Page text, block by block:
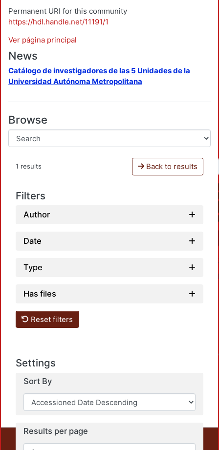
Permanent URI for this community
https://hdl.handle.net/11191/1
Ver página principal
News
Catálogo de investigadores de las 5 Unidades de la
Universidad Autónoma Metropolitana
Browse
1 results Back to results
Filters
Author
Date
Type
Has files
Reset filters
Settings
Sort By
Results per page
This repository preserves and disseminates, in